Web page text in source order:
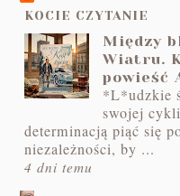
KOCIE CZYTANIE
Między
Wiatru.
powieść
*L*udzkie
swojej
determinacją piąć się
niezależności, by ...
4 dni temu